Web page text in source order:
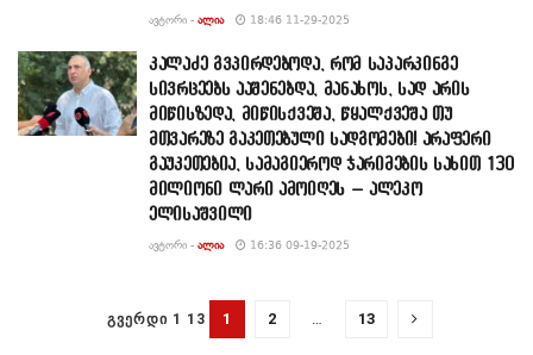
ᲐᲕᲢᲝᲠᲘ - ᲐᲚᲘᲐ 18:46 11-29-2025
კალაძე გვპირდებოდა, რომ საპარკინგე
სივრცეებს ააშენებდა, მანახოს, სად არის
მიწისზედა, მიწისქვეშა, წყალქვეშა თუ
მთვარეზე გაკეთებული სადგომები! არაფერი
გაუკეთებია, სამაგიეროდ ჯარიმების სახით 130
მილიონი ლარი ამოიღეს – ალეკო
ელისაშვილი
ᲐᲕᲢᲝᲠᲘ - ᲐᲚᲘᲐ 16:36 09-19-2025
ᲒᲕᲔᲠᲓᲘ 1 13 1 2 13